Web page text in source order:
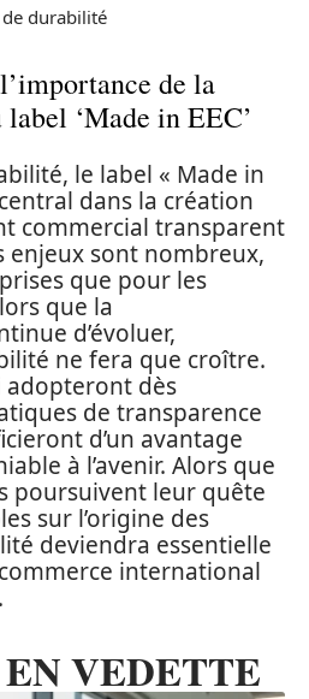
durabilité
de la
‘Made in EEC’
le label « Made in
dans la création
commercial transparent
enjeux sont nombreux,
que pour les
que la
d’évoluer,
ne fera que croître.
adopteront dès
de transparence
d’un avantage
à l’avenir. Alors que
poursuivent leur quête
sur l’origine des
deviendra essentielle
international
VEDETTE